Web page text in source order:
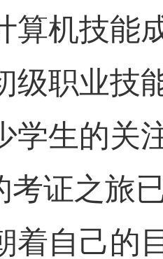
算机技能
级职业技
学生的关
考证之旅
着自己的